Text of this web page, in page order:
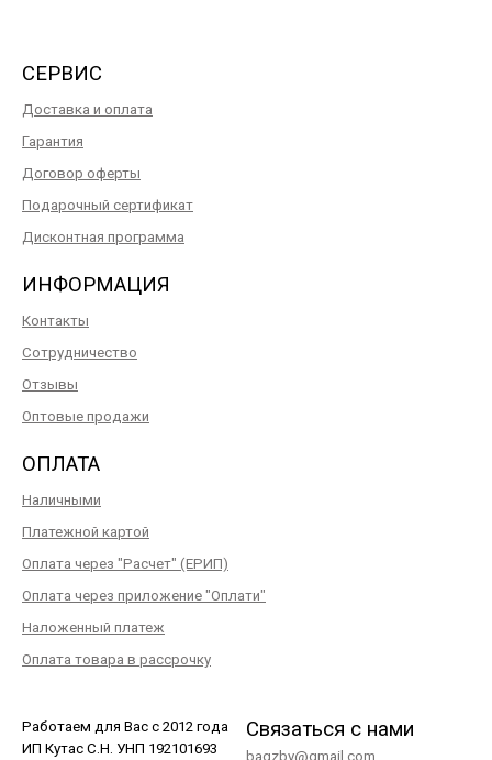
СЕРВИС
Доставка и оплата
Гарантия
Договор оферты
Подарочный сертификат
Дисконтная программа
ИНФОРМАЦИЯ
Контакты
Сотрудничество
Отзывы
Оптовые продажи
ОПЛАТА
Наличными
Платежной картой
Оплата через "Расчет" (ЕРИП)
Оплата через приложение "Оплати"
Наложенный платеж
Оплата товара в рассрочку
Работаем для Вас с 2012 года
ИП Кутас С.Н. УНП 192101693
Связаться с нами
bagzby@gmail.com